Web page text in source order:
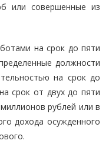
или совершенные из
на срок до пяти
должности
на срок до
срок от двух до пяти
рублей или в
дохода осужденного